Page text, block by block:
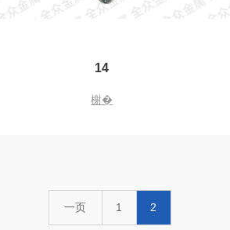
14
榭�
一页 1 2